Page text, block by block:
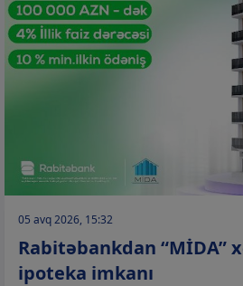
05 avq 2026, 15:32
Rabitəbankdan “MİDA”
ipoteka imkanı